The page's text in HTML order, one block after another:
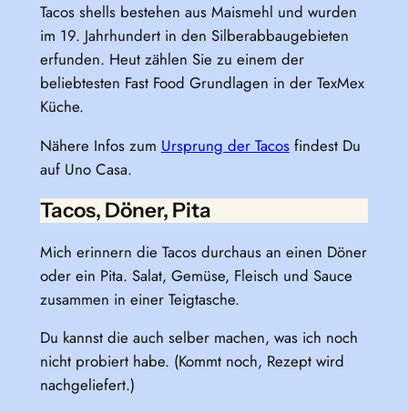
Tacos shells bestehen aus Maismehl und wurden
im 19. Jahrhundert in den Silberabbaugebieten
erfunden. Heut zählen Sie zu einem der
beliebtesten Fast Food Grundlagen in der TexMex
Küche.
Nähere Infos zum Ursprung der Tacosfindest Du
auf Uno Casa.
Tacos, Döner, Pita
Mich erinnern die Tacos durchaus an einen Döner
oder ein Pita. Salat, Gemüse, Fleisch und Sauce
zusammen in einer Teigtasche.
Du kannst die auch selber machen, was ich noch
nicht probiert habe. (Kommt noch, Rezept wird
nachgeliefert.)